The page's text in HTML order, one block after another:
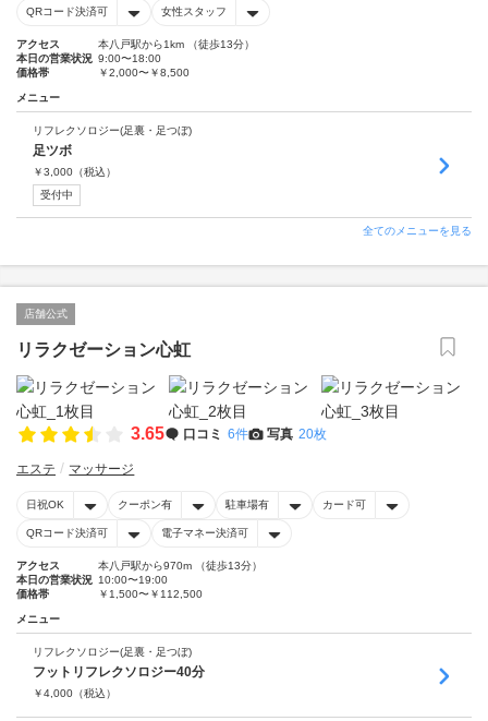
QRコード決済可 女性スタッフ
アクセス
本八戸駅から1km （徒歩13分）
本日の営業状況 9:00〜18:00
価格帯
￥2,000〜￥8,500
メニュー
リフレクソロジー(足裏・足つぼ)
足ツボ
￥3,000 （税込）
受付中
全てのメニューを見る
店舗公式
リラクゼーション心虹
3.65 口コミ 6件 写真 20枚
エステ マッサージ
日祝OK クーポン有 駐車場有 カード可
QRコード決済可 電子マネー決済可
アクセス
本八戸駅から970m （徒歩13分）
本日の営業状況 10:00〜19:00
価格帯
￥1,500〜￥112,500
メニュー
リフレクソロジー(足裏・足つぼ)
フットリフレクソロジー40分
￥4,000 （税込）